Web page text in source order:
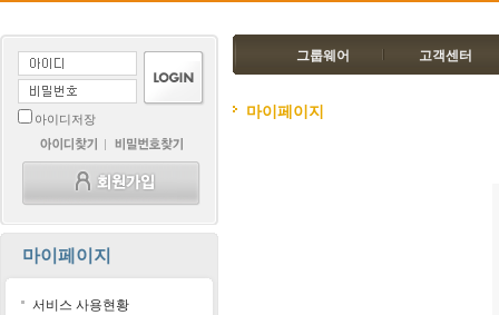
아이디저장
마이페이지
서비스 사용현황
그룹웨어 고객센터
마이페이지